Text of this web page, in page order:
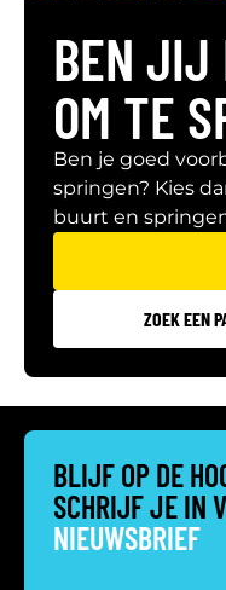
BEN JIJ
OM TE
Ben je goed
springen? Kies
buurt en
ZOEK EEN
BLIJF OP DE
SCHRIJF JE IN
NIEUWSBRIEF